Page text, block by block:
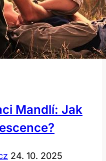
Mandlí: Jak
24. 10. 2025